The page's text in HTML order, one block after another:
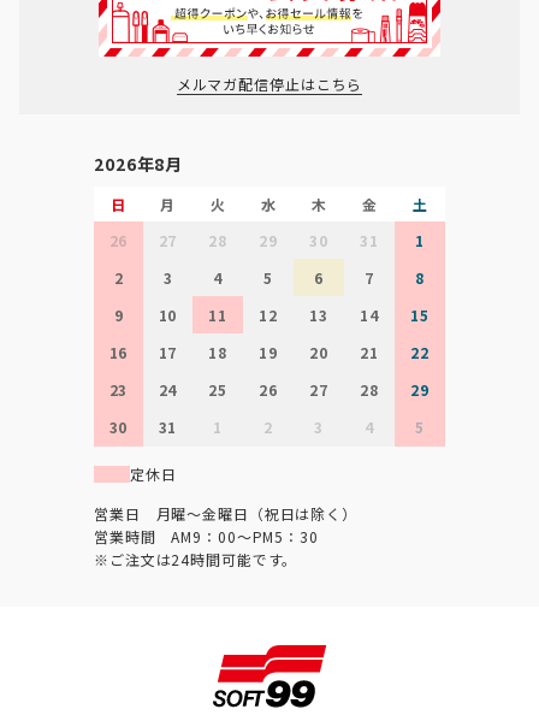
メルマガ配信停止はこちら
2026年8月
日 月 火 水 木 金
土
26
27 28 29 30 31
1
2
3 4 5 6 7
8
9
10 11 12 13 14
15
16
17 18 19 20 21
22
23
24 25 26 27 28
29
30
31 1 2 3 4 5
定休日
営業日 月曜～金曜日（祝日は除く）
営業時間 AM9：00～PM5：30
※ご注文は24時間可能です。